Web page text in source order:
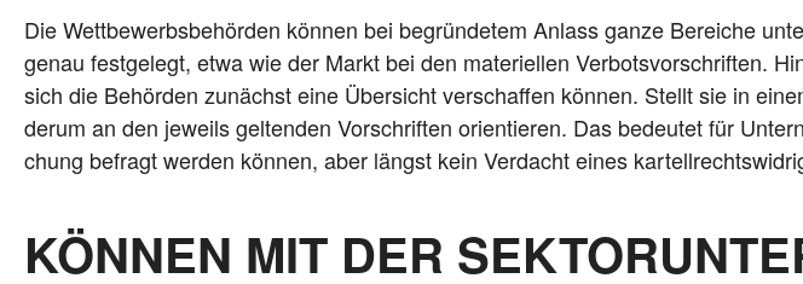
Die Wett­be­werbs­be­hör­den kön­nen bei begrün­de­tem Anlass gan­ze Berei­che
genau fest­ge­legt, etwa wie der Markt bei den mate­ri­el­len Ver­bots­vor­schrif­ten.
sich die Behör­den zunächst eine Über­sicht ver­schaf­fen kön­nen. Stellt sie in
der­um an den jeweils gel­ten­den Vor­schrif­ten ori­en­tie­ren. Das bedeu­tet für
chung befragt wer­den kön­nen, aber längst kein Ver­dacht eines
KÖNNEN MIT DER